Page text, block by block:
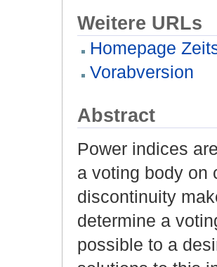
Weitere URLs
Homepage
Vorabversion
Abstract
Power indices
a voting body on
discontinuity
determine a
possible to a